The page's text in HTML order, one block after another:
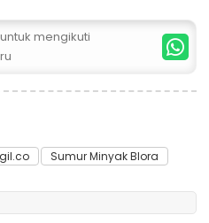
mengikuti
Sumur Minyak Blora